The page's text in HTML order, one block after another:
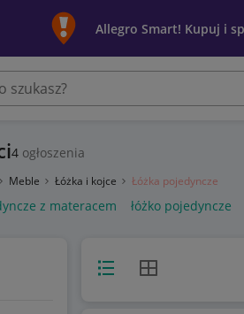
Allegro Smart! Kupuj i
4 ogłoszenia
Meble Łóżka i kojce Łóżka pojedyncze
z materacem łóżko pojedyncze
Widok listyWidok siatki